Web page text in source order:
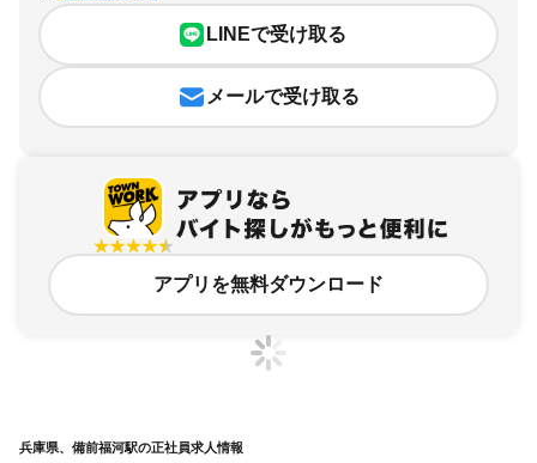
LINEで受け取る
メールで受け取る
アプリを無料ダウンロード
兵庫県、備前福河駅の正社員求人情報